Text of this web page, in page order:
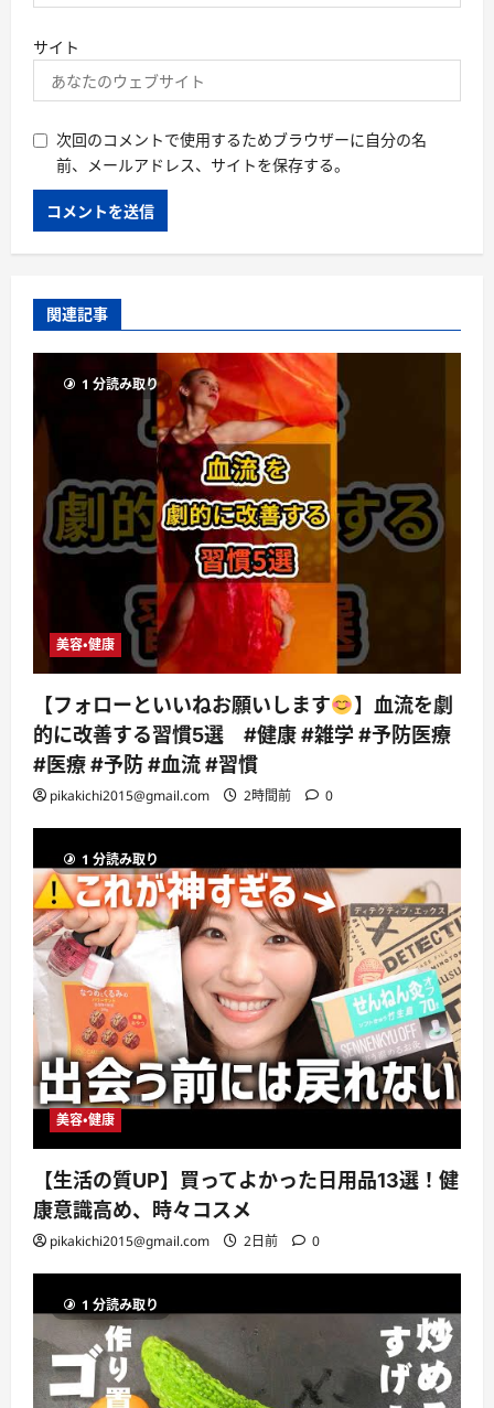
サイト
次回のコメントで使用するためブラウザーに自分の名
前、メールアドレス、サイトを保存する。
関連記事
1 分読み取り
美容・健康
【フォローといいねお願いします
】血流を劇
的に改善する習慣5選 #健康 #雑学 #予防医療
#医療 #予防 #血流 #習慣
pikakichi2015@gmail.com 2時間前 0
1 分読み取り
美容・健康
【生活の質UP】買ってよかった日用品13選！健
康意識高め、時々コスメ
pikakichi2015@gmail.com 2日前 0
1 分読み取り